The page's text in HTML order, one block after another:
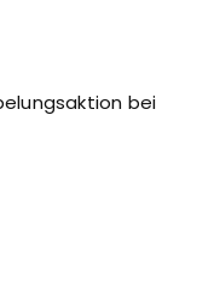
bei